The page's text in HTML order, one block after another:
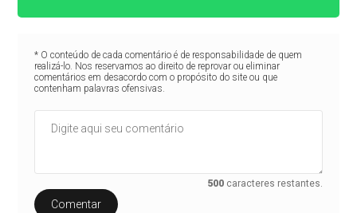
* O conteúdo de cada comentário é de responsabilidade de quem
realizá-lo. Nos reservamos ao direito de reprovar ou eliminar
comentários em desacordo com o propósito do site ou que
contenham palavras ofensivas.
500 caracteres restantes.
Comentar